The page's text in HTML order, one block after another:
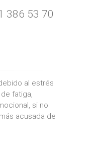
386 53 70
al estrés
fatiga,
si no
acusada de